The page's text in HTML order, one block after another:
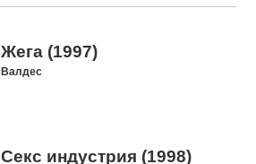
Жега (1997)
Валдес
Секс индустрия (1998)